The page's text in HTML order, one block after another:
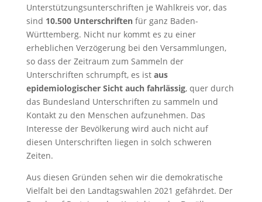
Unterstützungsunterschriften je Wahlkreis vor, das
sind 10.500 Unterschriftenfür ganz Baden-
Württemberg. Nicht nur kommt es zu einer
erheblichen Verzögerung bei den Versammlungen,
so dass der Zeitraum zum Sammeln der
Unterschriften schrumpft, es ist aus
epidemiologischer Sicht auch fahrlässig, quer durch
das Bundesland Unterschriften zu sammeln und
Kontakt zu den Menschen aufzunehmen. Das
Interesse der Bevölkerung wird auch nicht auf
diesen Unterschriften liegen in solch schweren
Zeiten.
Aus diesen Gründen sehen wir die demokratische
Vielfalt bei den Landtagswahlen 2021 gefährdet. Der